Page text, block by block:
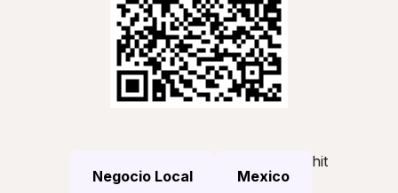
Negocio Local Mexico
hit